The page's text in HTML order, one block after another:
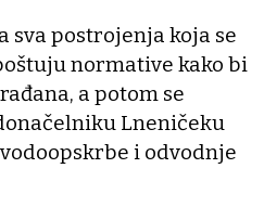
sva postrojenja koja se
normative kako bi
a potom se
Lneničeku
i odvodnje